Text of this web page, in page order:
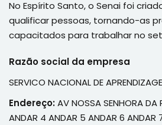
No Espírito Santo, o Senai foi
qualificar pessoas, tornando-as
capacitados para trabalhar no
Razão social da empresa
SERVICO NACIONAL DE
Endereço:AV NOSSA SENHORA DA
ANDAR 4 ANDAR 5 ANDAR 6 ANDAR